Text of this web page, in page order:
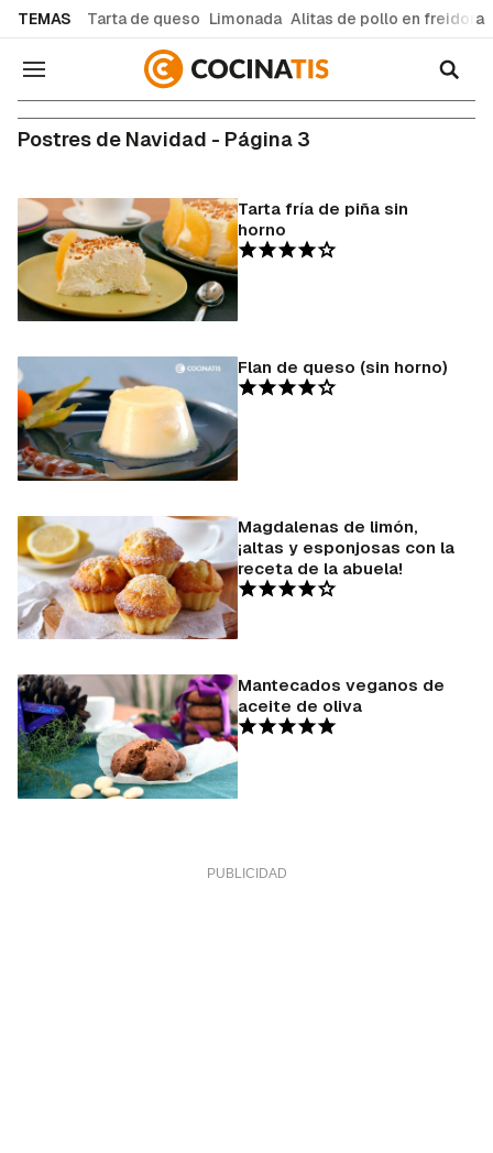
TEMAS Tarta de queso Limonada Alitas de pollo en freidora
Navegación
Postres de Navidad - Página 3
Tarta fría de piña sin
horno
Flan de queso (sin horno)
Magdalenas de limón,
¡altas y esponjosas con la
receta de la abuela!
Mantecados veganos de
aceite de oliva